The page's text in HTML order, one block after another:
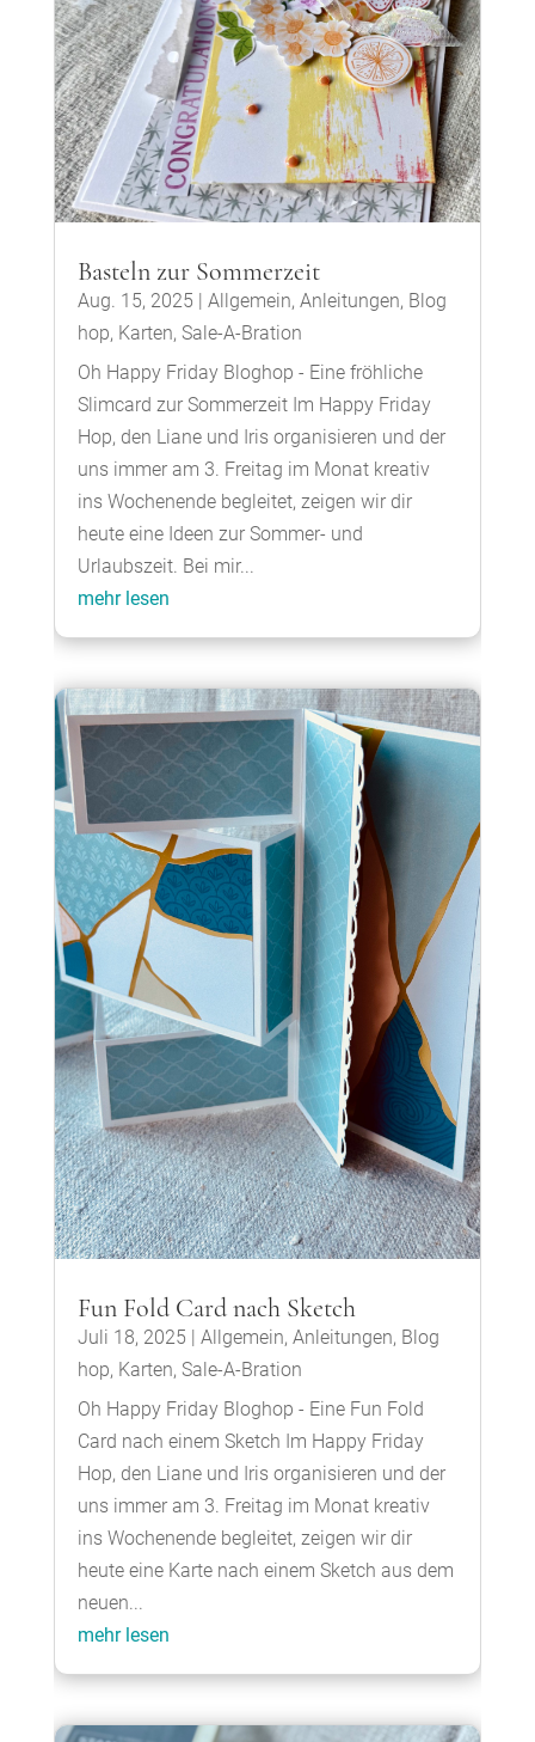
Basteln zur Sommerzeit
Aug. 15, 2025 | Allgemein, Anleitungen, Blog
hop, Karten, Sale-A-Bration
Oh Happy Friday Bloghop - Eine fröhliche
Slimcard zur Sommerzeit Im Happy Friday
Hop, den Liane und Iris organisieren und der
uns immer am 3. Freitag im Monat kreativ
ins Wochenende begleitet, zeigen wir dir
heute eine Ideen zur Sommer- und
Urlaubszeit. Bei mir...
mehr lesen
Fun Fold Card nach Sketch
Juli 18, 2025 | Allgemein, Anleitungen, Blog
hop, Karten, Sale-A-Bration
Oh Happy Friday Bloghop - Eine Fun Fold
Card nach einem Sketch Im Happy Friday
Hop, den Liane und Iris organisieren und der
uns immer am 3. Freitag im Monat kreativ
ins Wochenende begleitet, zeigen wir dir
heute eine Karte nach einem Sketch aus dem
neuen...
mehr lesen